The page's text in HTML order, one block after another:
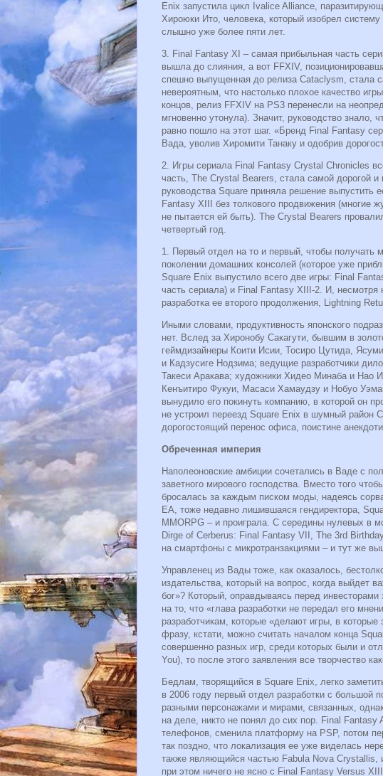
Enix запустила цикл Ivalice Alliance,
Хироюки Ито, человека, который изобрел
слышно уже более пяти лет.
3. Final Fantasy XI – самая прибыльная часть
вышла до слияния, а вот FFXIV,
спешно выпущенная до релиза Cataclysm, стала
невероятным, что настолько плохое качество
концов, релиз FFXIV на PS3 перенесли на
мгновенно утонула). Значит, руководство знало,
равно пошло на этот шаг. «Бренд Final Fantasy
Вада, уволив Хиромити Танаку и одобрив
2. Игры сериала Final Fantasy Crystal Chronicles
часть, The Crystal Bearers, стала самой дорогой
руководства Square приняла решение выпустить
Fantasy XIII без толкового продвижения
не пытается ей быть). The Crystal Bearers
четвертый год.
1. Первый отдел на то и первый, чтобы
поколении домашних консолей (которое уже
Square Enix выпустило всего две игры: Final
часть сериала) и Final Fantasy XIII-2. И, несмотря
разработка ее второго продолжения, Lightning
Иными словами, продуктивность японского
нет. Вслед за Хиронобу Сакагути, бывшим в
геймдизайнеры Коити Исии, Тосиро Цутида,
и Кадзусиге Нодзима; ведущие разработчики
Такеси Аракава; художники Хидео Минаба и Нао
Кенъитиро Фукуи, Масаси Хамаудзу и Нобуо
вынудило его покинуть компанию, в которой он
не устроил переезд Square Enix в шумный район
дорогостоящий перенос офиса, поистине
Обреченная империя
Наполеоновские амбиции сочетались в Ваде с
заветного мирового господства. Вместо того
бросалась за каждым писком моды, надеясь
ЕА, тоже недавно лишившаяся гендиректора,
MMORPG – и проиграла. С середины нулевых в
Dirge of Cerberus: Final Fantasy VII, The 3rd
на смартфоны с микротранзакциями – и тут же
Управленец из Вады тоже, как оказалось,
издательства, который на вопрос, когда выйдет
бог»? Который, оправдываясь перед
на то, что «глава разработки не передал его
разработчикам, которые «делают игры, в
фразу, кстати, можно считать началом конца
совершенно разных игр, среди которых были и
You), то после этого заявления все творчество
Бедлам, творящийся в Square Enix, легко
в 2006 году первый отдел разработки с большой
разными персонажами и мирами, связанных,
на деле, никто не понял до сих пор. Final
телефонов, сменила платформу на PSP, потом
так поздно, что локализация ее уже виделась
также являющийся частью Fabula Nova Crystallis,
при этом ничего не ясно с Final Fantasy Versus